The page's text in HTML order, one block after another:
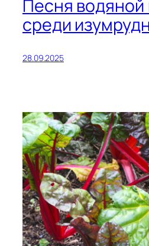
Песня водяной
среди
28.09.2025